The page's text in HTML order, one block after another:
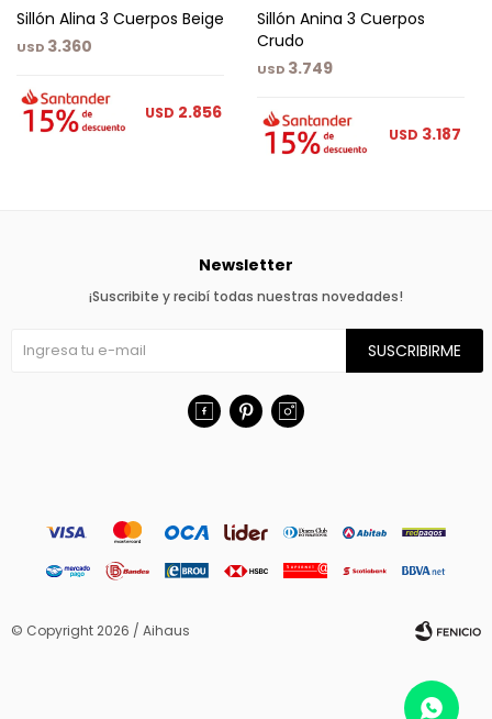
Sillón Alina 3 Cuerpos Beige
USD 3.360
USD 2.856
Sillón Anina 3 Cuerpos
Crudo
USD 3.749
USD 3.187
Newsletter
¡Suscribite y recibí todas nuestras novedades!
SUSCRIBIRME
  
© Copyright 2026 / Aihaus